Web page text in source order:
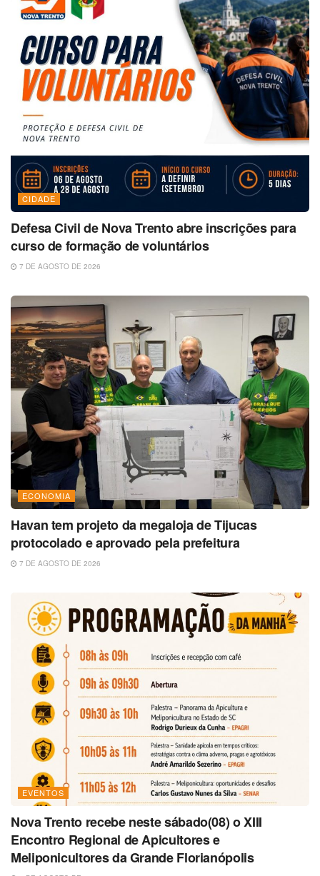
CIDADE
Defesa Civil de Nova Trento abre inscrições para
curso de formação de voluntários
7 DE AGOSTO DE 2026
ECONOMIA
Havan tem projeto da megaloja de Tijucas
protocolado e aprovado pela prefeitura
7 DE AGOSTO DE 2026
EVENTOS
Nova Trento recebe neste sábado(08) o XIII
Encontro Regional de Apicultores e
Meliponicultores da Grande Florianópolis